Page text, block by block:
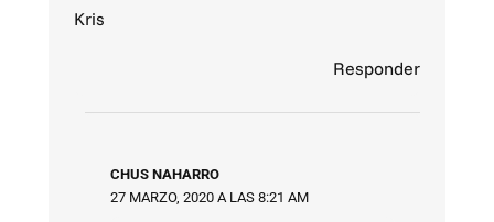
Kris
Responder
CHUS NAHARRO
27 MARZO, 2020 A LAS 8:21 AM